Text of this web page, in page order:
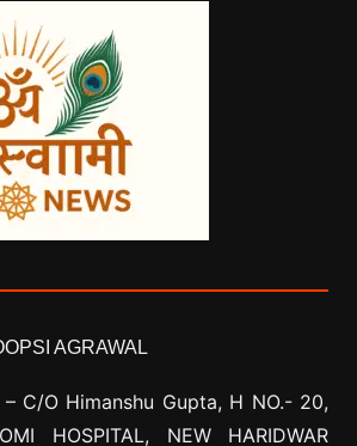
AGRAWAL
– C/O Himanshu Gupta, H NO.- 20,
HOSPITAL, NEW HARIDWAR